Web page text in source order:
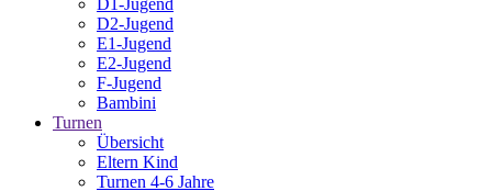
D1-Jugend
D2-Jugend
E1-Jugend
E2-Jugend
F-Jugend
Bambini
Turnen
Übersicht
Eltern Kind
Turnen 4-6 Jahre